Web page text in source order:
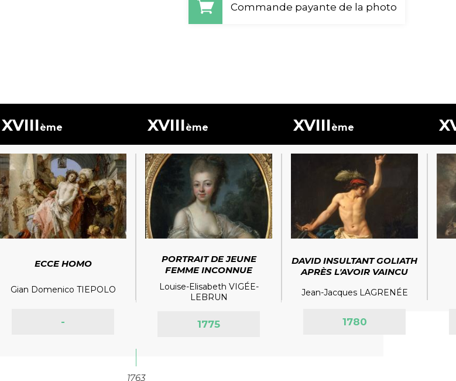
Commande payante de la photo
XVIIIème
ECCE HOMO
Gian Domenico TIEPOLO
-
XVIIIème
PORTRAIT DE JEUNE
FEMME INCONNUE
Louise-Elisabeth VIGÉE-
LEBRUN
1775
1763
XVIIIème
DAVID INSULTANT GOLIATH
APRÈS L'AVOIR VAINCU
Jean-Jacques LAGRENÉE
1780